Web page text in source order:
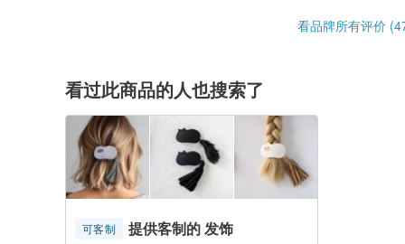
看品牌所有评价
看过此商品的人也搜索了
可客制 提供客制的 发饰